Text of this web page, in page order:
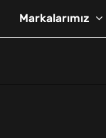
Markalarımız